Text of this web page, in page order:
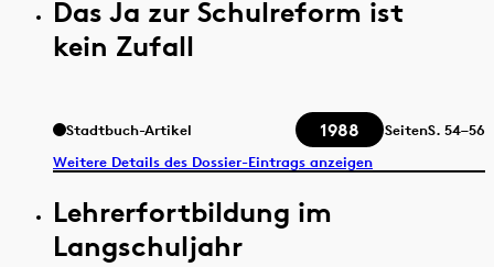
Das Ja zur Schulreform ist
kein Zufall
Stadtbuch-Artikel 1988 SeitenS. 54–56
Weitere Details des Dossier-Eintrags anzeigen
Lehrerfortbildung im
Langschuljahr